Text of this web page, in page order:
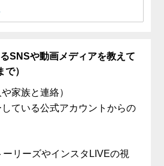
SNSや動画メディアを教えて
で）
家族と連絡）
ている公式アカウントからの
ーリーズやインスタLIVEの視